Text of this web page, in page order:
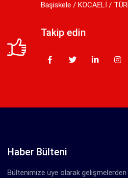
Başiskele / KOCAELİ /
Takip edin
Haber Bülteni
Bültenimize üye olarak